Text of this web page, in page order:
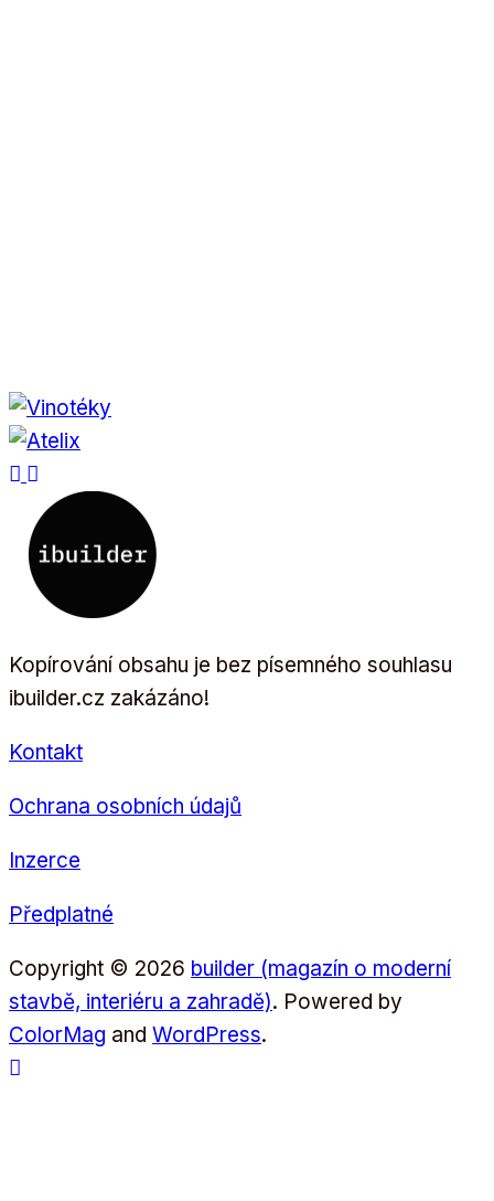
Kopírování obsahu je bez písemného souhlasu
ibuilder.cz zakázáno!
Kontakt
Ochrana osobních údajů
Inzerce
Předplatné
Copyright © 2026 builder (magazín o moderní
stavbě, interiéru a zahradě). Powered by
ColorMag and WordPress.